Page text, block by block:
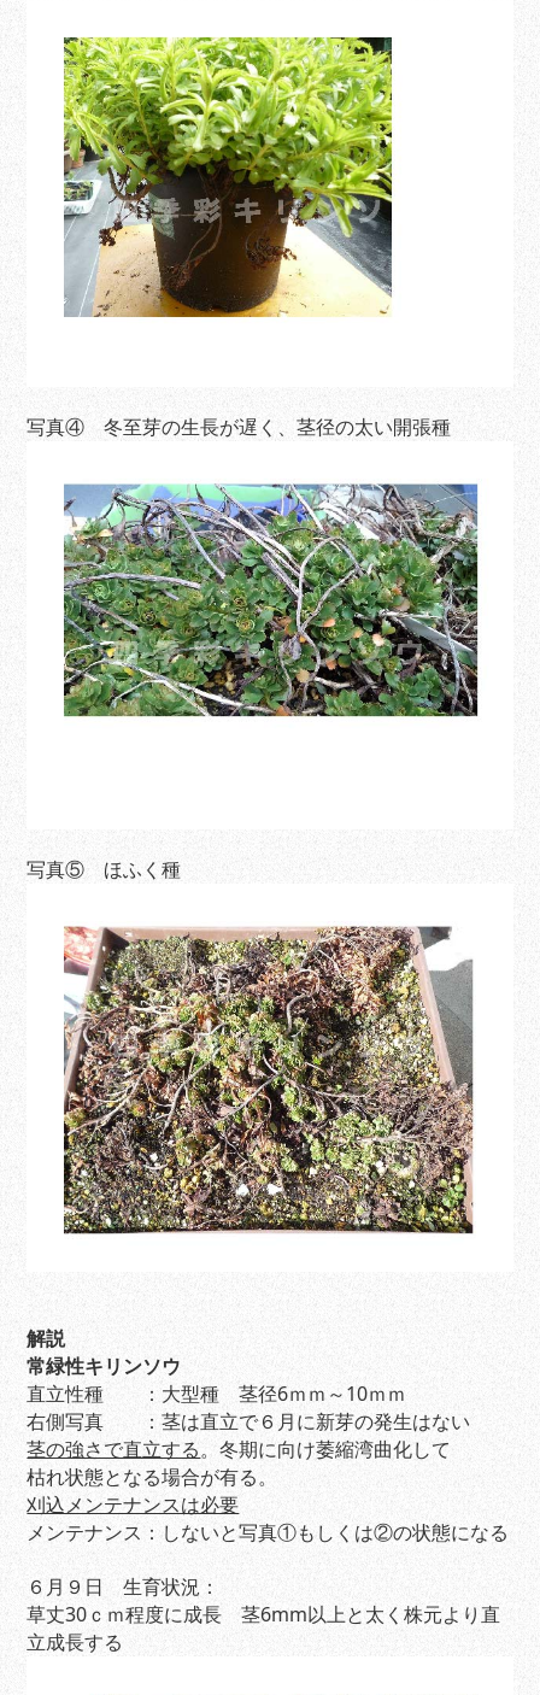
写真④ 冬至芽の生長が遅く、茎径の太い開張種
写真⑤ ほふく種
解説
常緑性キリンソウ
直立性種 ：大型種 茎径6ｍｍ～10ｍｍ
右側写真 ：茎は直立で６月に新芽の発生はない
茎の強さで直立する。冬期に向け萎縮湾曲化して
枯れ状態となる場合が有る。
刈込メンテナンスは必要
メンテナンス：しないと写真①もしくは②の状態になる
６月９日 生育状況：
草丈30ｃｍ程度に成長 茎6mm以上と太く株元より直
立成長する